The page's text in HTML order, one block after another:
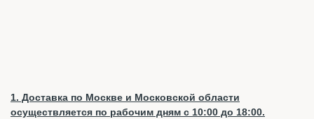
1. Доставка по Москве и Московской области
осуществляется по рабочим дням с 10:00 до 18:00.